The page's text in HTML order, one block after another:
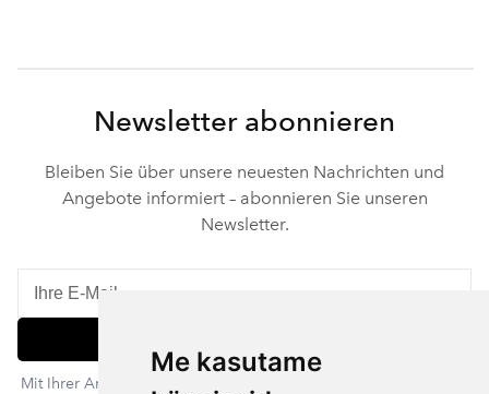
Me kasutame
Newsletter abonnieren
Bleiben Sie über unsere neuesten Nachrichten und
Angebote informiert – abonnieren Sie unseren
Newsletter.
Mit Ihrer Anmeldung stimmen Sie unserer Datenschutzerklärung